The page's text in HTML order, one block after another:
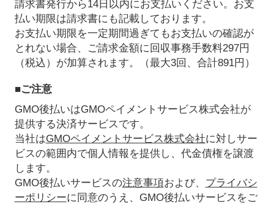
請求書発行から14日以内にお支払いください。お支
払い期限は請求書にも記載しております。
お支払い期限を一定期間過ぎてもお支払いの確認が
とれない場合、ご請求金額に回収事務手数料297円
（税込）が加算されます。（最大3回、合計891円）
■ご注意
GMO後払いはGMOペイメントサービス株式会社が
提供する決済サービスです。
当社はGMOペイメントサービス株式会社に対しサー
ビスの範囲内で個人情報を提供し、代金債権を譲渡
します。
GMO後払いサービスの注意事項および、 プライバシ
ーポリシーに同意のうえ、GMO後払いサービスをご